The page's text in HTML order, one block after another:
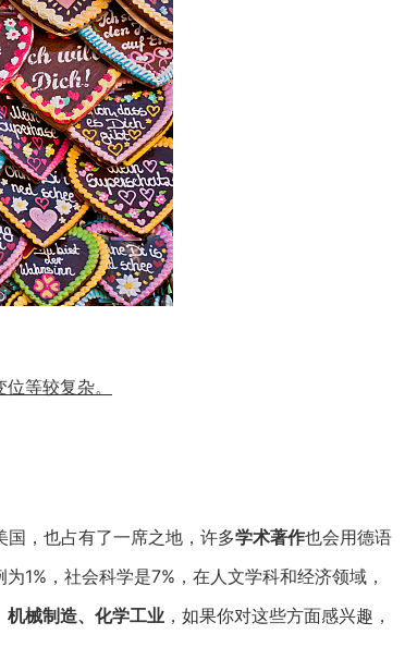
等较复杂。
国，也占有了一席之地，许多学术著作也会用德语
1%，社会科学是7%，在人文学科和经济领域，
机械制造、化学工业 ，如果你对这些方面感兴趣，